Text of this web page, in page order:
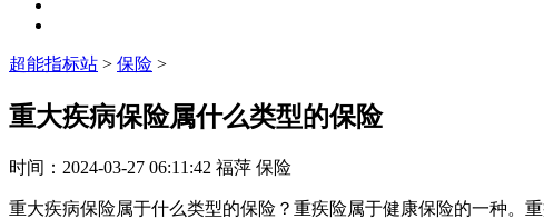
超能指标站 > 保险 >
重大疾病保险属什么类型的保险
时间： 2024-03-27 06:11:42 福萍 保险
重大疾病保险属于什么类型的保险？重疾险属于健康保险的一种。